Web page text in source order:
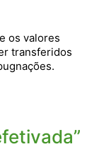
os valores
transferidos